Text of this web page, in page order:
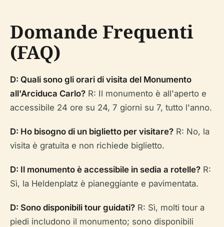
Domande Frequenti
(FAQ)
D: Quali sono gli orari di visita del Monumento
all'Arciduca Carlo? R: Il monumento è all'aperto e
accessibile 24 ore su 24, 7 giorni su 7, tutto l'anno.
D: Ho bisogno di un biglietto per visitare? R: No, la
visita è gratuita e non richiede biglietto.
D: Il monumento è accessibile in sedia a rotelle? R:
Sì, la Heldenplatz è pianeggiante e pavimentata.
D: Sono disponibili tour guidati? R: Sì, molti tour a
piedi includono il monumento; sono disponibili